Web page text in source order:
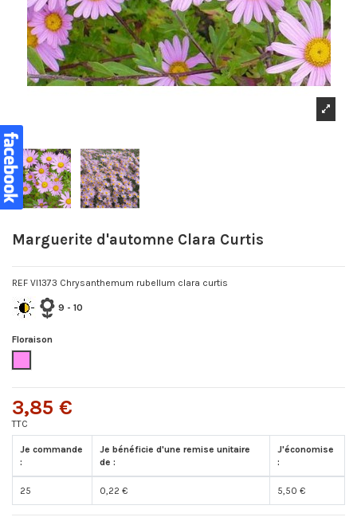
Marguerite d'automne Clara Curtis
REF VI1373 Chrysanthemum rubellum clara curtis
9 - 10
Floraison
3,85 €
TTC
Je commande
:
Je bénéficie d'une remise unitaire
de :
J'économise
:
25 0,22 € 5,50 €